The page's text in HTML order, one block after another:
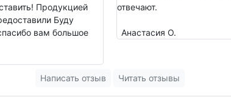
Продукцией
Буду
вам большое
отвечают.
Анастасия О.
Написать отзыв Читать отзывы